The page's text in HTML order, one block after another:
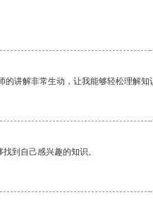
讲解非常生动，让我能够轻松理解知
到自己感兴趣的知识。